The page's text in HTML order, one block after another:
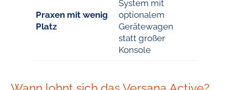
Praxen mit wenig
Platz
System mit
optionalem
Gerätewagen
statt großer
Konsole